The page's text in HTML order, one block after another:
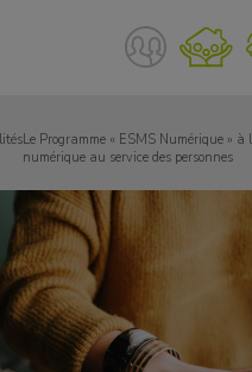
Le Programme « ESMS Numérique »
numérique au service des personnes